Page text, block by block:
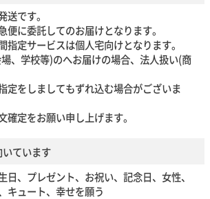
送です。
便に委託してのお届けとなります。
指定サービスは個人宅向けとなります。
、学校等)のへお届けの場合、法人扱い(商
定をしましてもずれ込む場合がございま
確定をお願い申し上げます。
ています
日、プレゼント、お祝い、記念日、女性、
キュート、幸せを願う